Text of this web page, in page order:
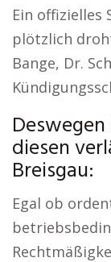
Ein offizielles
plötzlich
Bange, Dr.
diesen
Breisgau:
Egal ob